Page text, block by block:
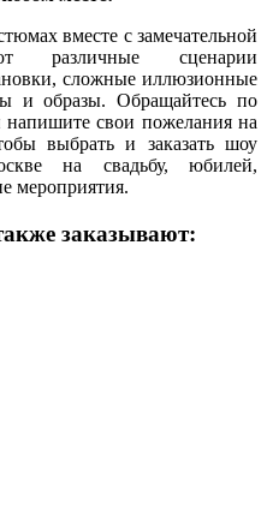
вместе с замечательной
различные сценарии
сложные иллюзионные
и образы. Обращайтесь по
напишите свои пожелания на
выбрать и заказать шоу
на свадьбу, юбилей,
мероприятия.
заказывают: